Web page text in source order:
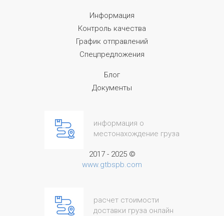
Информация
Контроль качества
График отправлений
Спецпредложения
Блог
Документы
информация о
местонахождение груза
2017 - 2025 ©
www.gtbspb.com
расчет стоимости
доставки груза онлайн